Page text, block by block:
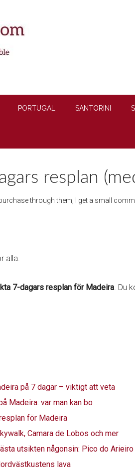
PORTUGAL SANTORINI
resplan
through them, I get a small
alla.
7-dagars resplan för Madeira. Du
på 7 dagar – viktigt att veta
Madeira: var man kan bo
för Madeira
Camara de Lobos och mer
utsikten någonsin: Pico do
lava